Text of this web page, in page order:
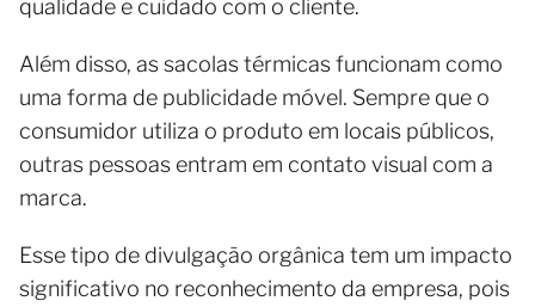
qualidade e cuidado com o cliente.
Além disso, as sacolas térmicas funcionam como
uma forma de publicidade móvel. Sempre que o
consumidor utiliza o produto em locais públicos,
outras pessoas entram em contato visual com a
marca.
Esse tipo de divulgação orgânica tem um impacto
significativo no reconhecimento da empresa, pois